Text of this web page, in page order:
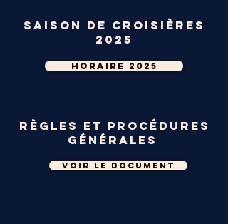
Saison de croisières
2025
Horaire 2025
Règles et procédures
générales
Voir le document